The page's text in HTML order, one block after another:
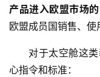
产品进入欧盟市场
欧盟成员国销售、使
对于太空舱这
心指令和标准：